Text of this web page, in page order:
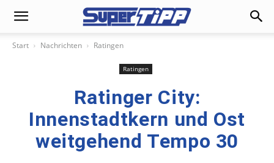
Start Nachrichten Ratingen
Ratingen
Ratinger City:
Innenstadtkern und Ost
weitgehend Tempo 30